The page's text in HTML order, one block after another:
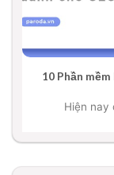
10 Phần
Hiện nay